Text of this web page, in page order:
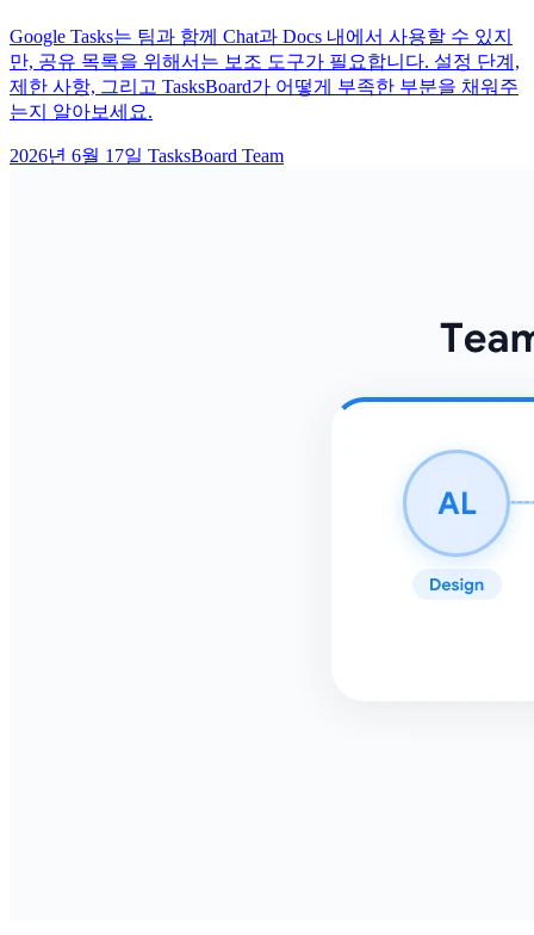
Google Tasks는 팀과 함께 Chat과 Docs 내에서 사용할 수 있지
만, 공유 목록을 위해서는 보조 도구가 필요합니다. 설정 단계,
제한 사항, 그리고 TasksBoard가 어떻게 부족한 부분을 채워주
는지 알아보세요.
2026년 6월 17일 TasksBoard Team